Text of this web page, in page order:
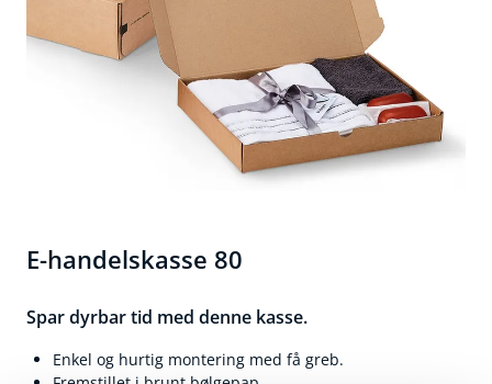
E-handelskasse 80
Spar dyrbar tid med denne kasse.
Enkel og hurtig montering med få greb.